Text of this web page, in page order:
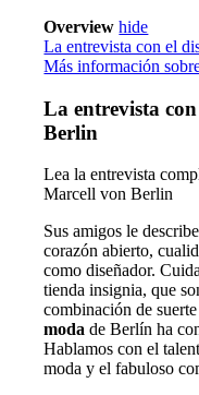
Overview hide
La entrevista con el
Más información
La entrevista
Berlin
Lea la entrevista
Marcell von Berlin
Sus amigos le
corazón abierto,
como diseñador.
tienda insignia, que
combinación de
moda de Berlín ha
Hablamos con el
moda y el fabuloso